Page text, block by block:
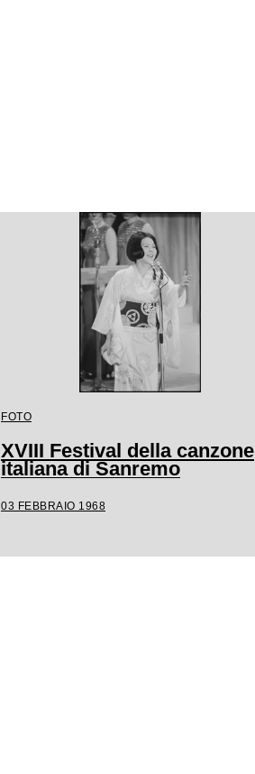
FOTO
XVIII Festival della canzone
italiana di Sanremo
03 FEBBRAIO 1968